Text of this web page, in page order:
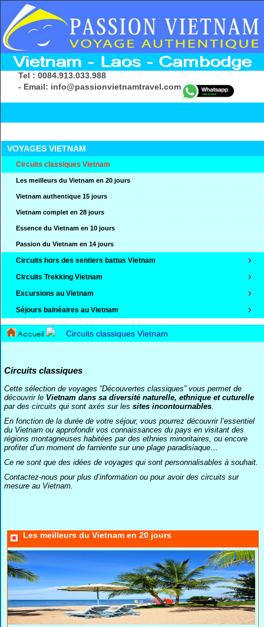
Tel : 0084.913.033.988
- Email: info@passionvietnamtravel.com
VOYAGES VIETNAM
Circuits classiques Vietnam
Les meilleurs du Vietnam en 20 jours
Vietnam authentique 15 jours
Vietnam complet en 28 jours
Essence du Vietnam en 10 jours
Passion du Vietnam en 14 jours
Circuits hors des sentiers battus Vietnam
Circuits Trekking Vietnam
Excursions au Vietnam
Séjours balnéaires au Vietnam
Accueil Circuits classiques Vietnam
Circuits classiques
Cette sélection de voyages “Découvertes classiques” vous permet de
découvrir le Vietnam dans sa diversité naturelle, ethnique et cuturelle
par des circuits qui sont axés sur les sites incontournables.
En fonction de la durée de votre séjour, vous pourrez découvrir l’essentiel
du Vietnam ou approfondir vos connaissances du pays en visitant des
régions montagneuses habitées par des ethnies minoritaires, ou encore
profiter d’un moment de farniente sur une plage paradisiaque…
Ce ne sont que des idées de voyages qui sont personnalisables à souhait.
Contactez-nous pour plus d’information ou pour avoir des circuits sur
mesure au Vietnam.
Les meilleurs du Vietnam en 20 jours